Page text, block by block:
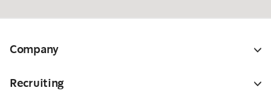
Company
Recruiting